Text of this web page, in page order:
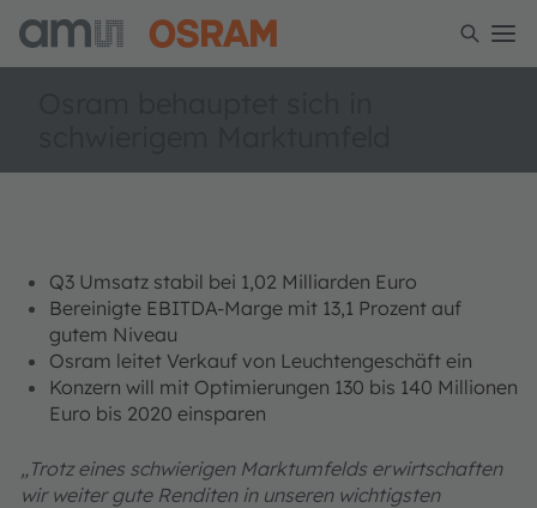
Q3 Umsatz stabil bei 1,02 Milliarden Euro
Bereinigte EBITDA-Marge mit 13,1 Prozent auf
gutem Niveau
Osram leitet Verkauf von Leuchtengeschäft ein
Konzern will mit Optimierungen 130 bis 140 Millionen
Euro bis 2020 einsparen
„Trotz eines schwierigen Marktumfelds erwirtschaften
wir weiter gute Renditen in unseren wichtigsten